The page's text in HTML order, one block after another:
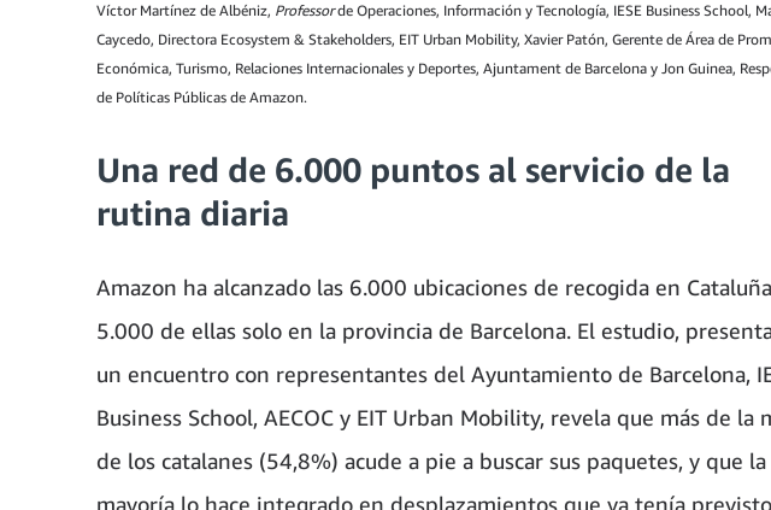
Víctor Martínez de Albéniz, Professorde Operaciones, Información y Tecnología, IESE Business School,
Caycedo, Directora Ecosystem & Stakeholders, EIT Urban Mobility, Xavier Patón, Gerente de Área de
Económica, Turismo, Relaciones Internacionales y Deportes, Ajuntament de Barcelona y Jon Guinea,
de Políticas Públicas de Amazon.
Una red de 6.000 puntos al servicio de la
rutina diaria
Amazon ha alcanzado las 6.000 ubicaciones de recogida en
5.000 de ellas solo en la provincia de Barcelona. El estudio,
un encuentro con representantes del Ayuntamiento de Barcelona,
Business School, AECOC y EIT Urban Mobility, revela que más de la
de los catalanes (54,8%) acude a pie a buscar sus paquetes, y que la
mayoría lo hace integrado en desplazamientos que ya tenía